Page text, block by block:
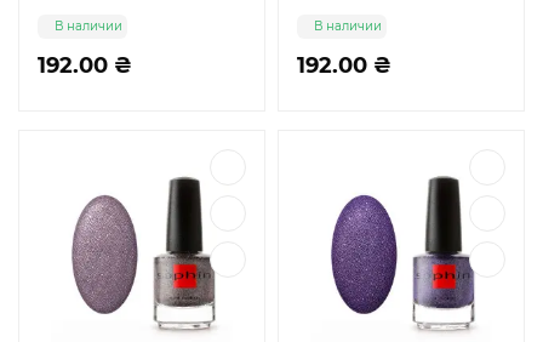
192.00 ₴
В наличии
192.00 ₴
В наличии